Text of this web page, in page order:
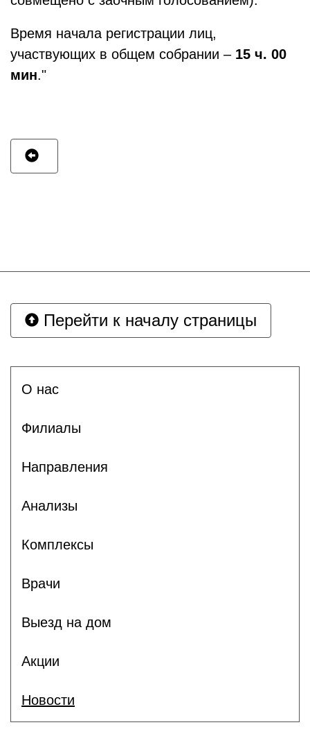
Время начала регистрации лиц,
участвующих в общем собрании – 15 ч. 00
мин."
Перейти к началу страницы
О нас
Филиалы
Направления
Анализы
Комплексы
Врачи
Выезд на дом
Акции
Новости